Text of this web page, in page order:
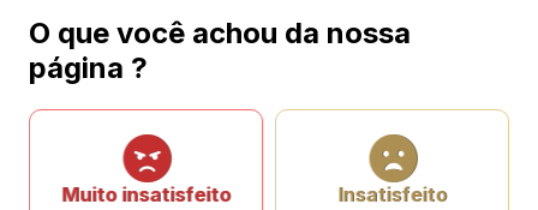
O que você achou da nossa
página ?
Muito insatisfeito Insatisfeito